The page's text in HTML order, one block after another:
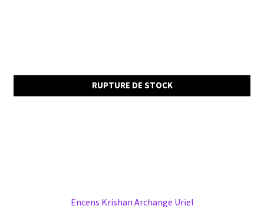
RUPTURE DE STOCK
Encens Krishan Archange Uriel